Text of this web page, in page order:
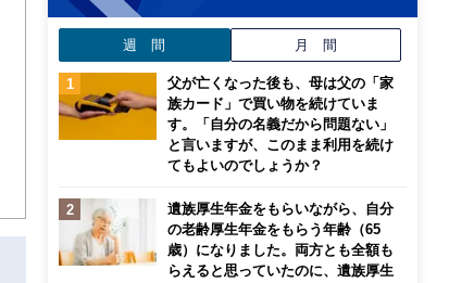
週 間 月 間
父が亡くなった後も、母は父の「家
族カード」で買い物を続けていま
す。「自分の名義だから問題ない」
と言いますが、このまま利用を続け
てもよいのでしょうか？
遺族厚生年金をもらいながら、自分
の老齢厚生年金をもらう年齢（65
歳）になりました。両方とも全額も
らえると思っていたのに、遺族厚生